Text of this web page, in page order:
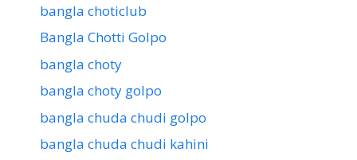
bangla choticlub
Bangla Chotti Golpo
bangla choty
bangla choty golpo
bangla chuda chudi golpo
bangla chuda chudi kahini